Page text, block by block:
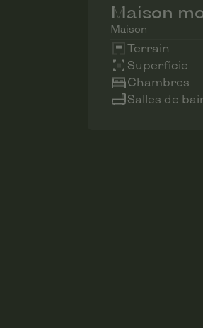
Maison
Hersberg.
Maison
Terrain
Superficie
Chambres
Salles de